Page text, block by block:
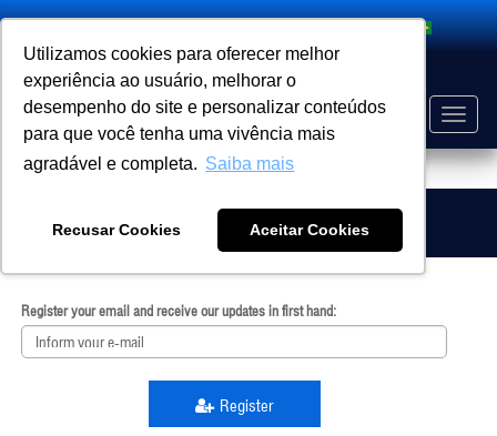
Utilizamos cookies para oferecer melhor
experiência ao usuário, melhorar o
desempenho do site e personalizar conteúdos
para que você tenha uma vivência mais
agradável e completa. Saiba mais
Recusar Cookies Aceitar Cookies
Toggle
EVENT HOME
Register your email and receive our updates in first hand:
Register